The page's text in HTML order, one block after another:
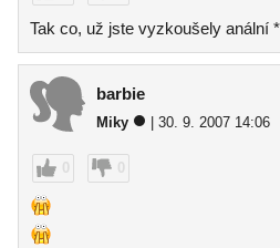
Tak co, už jste vyzkoušely anální
barbie
Miky | 30. 9. 2007 14:06
0 0